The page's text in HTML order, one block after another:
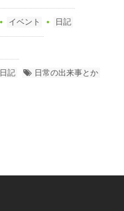
イベント 日記
日記 日常の出来事とか